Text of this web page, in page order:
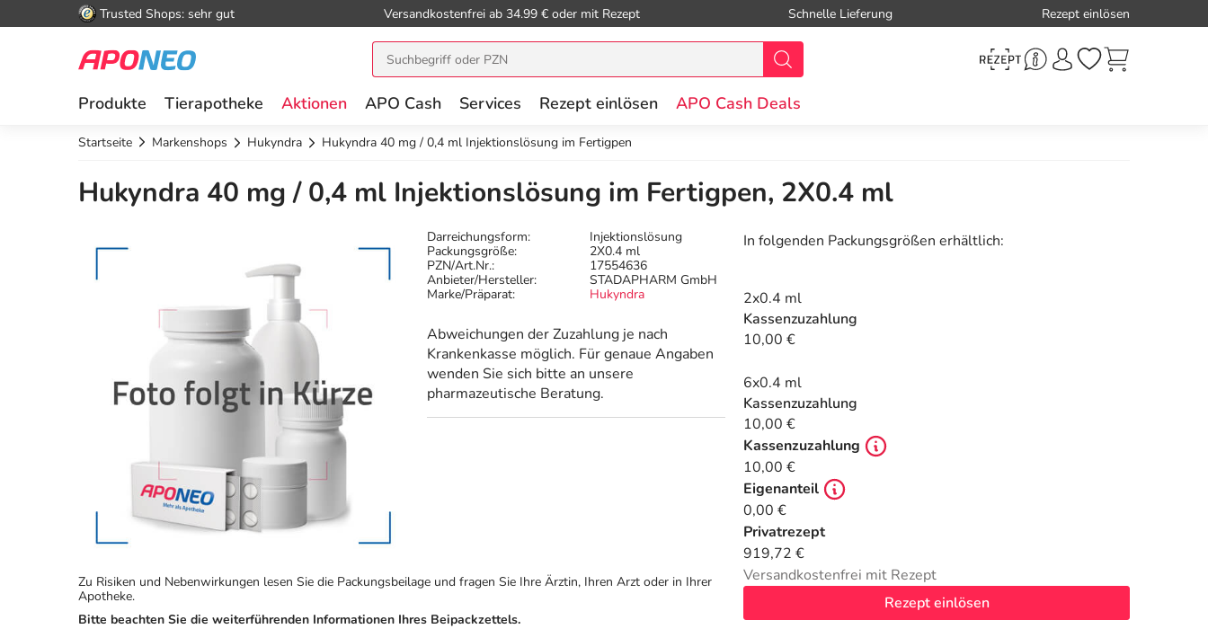
Trusted Shops: sehr gut Versandkostenfrei ab 34.99 € oder mit Rezept Schnelle Lieferung Rezept einlösen
Produkte Tierapotheke Aktionen APO Cash Services Rezept einlösen APO Cash Deals
Startseite Markenshops Hukyndra Hukyndra 40 mg / 0,4 ml Injektionslösung im Fertigpen
Hukyndra 40 mg / 0,4 ml Injektionslösung im Fertigpen, 2X0.4 ml
Darreichungsform:
Injektionslösung
Packungsgröße:
2X0.4 ml
PZN/Art.Nr.:
17554636
Anbieter/Hersteller:
STADAPHARM GmbH
Marke/Präparat:
Hukyndra
Abweichungen der Zuzahlung je nach
Krankenkasse möglich. Für genaue Angaben
wenden Sie sich bitte an unsere
pharmazeutische Beratung.
In folgenden Packungsgrößen erhältlich:
2x0.4 ml
Kassenzuzahlung
10,00 €
6x0.4 ml
Kassenzuzahlung
10,00 €
Kassenzuzahlung
10,00 €
Eigenanteil
0,00 €
Privatrezept
919,72 €
Versandkostenfrei mit Rezept
Rezept einlösen
Zu Risiken und Nebenwirkungen lesen Sie die Packungsbeilage und fragen Sie Ihre Ärztin, Ihren Arzt oder in Ihrer
Apotheke.
Bitte beachten Sie die weiterführenden Informationen Ihres Beipackzettels.